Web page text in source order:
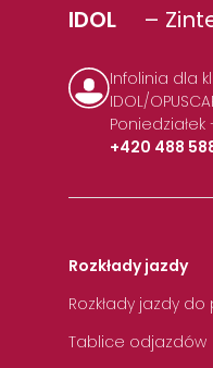
IDOL –
Infolinia dla
IDOL/
Poniedziałek
+420 488
Rozkłady jazdy
Rozkłady jazdy
Tablice odjazdów